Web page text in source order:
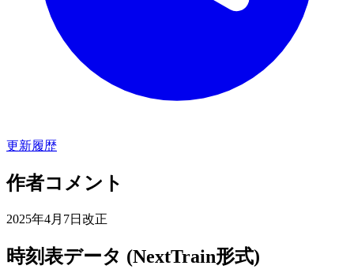
更新履歴
作者コメント
2025年4月7日改正
時刻表データ (NextTrain形式)